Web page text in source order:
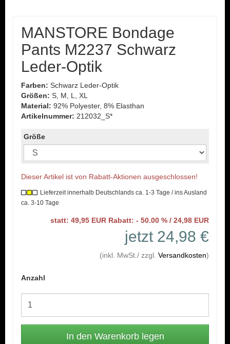
MANSTORE Bondage
Pants M2237 Schwarz
Leder-Optik
Farben: Schwarz Leder-Optik
Größen: S, M, L, XL
Material: 92% Polyester, 8% Elasthan
Artikelnummer: 212032_S*
Größe
Dieser Artikel ist von Rabatt-Aktionen ausgeschlossen!
Lieferzeit innerhalb Deutschlands ca. 1-3 Tage / ins Ausland
ca. 3-10 Tage
statt: 49,95 EUR Rabatt: - 50.00 % / 24,98 EUR
jetzt 24,98 €
(inkl. MwSt./ zzgl. Versandkosten)
Anzahl